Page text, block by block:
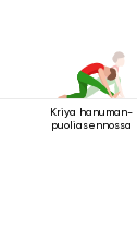
Kriya hanuman-
puoliasennossa